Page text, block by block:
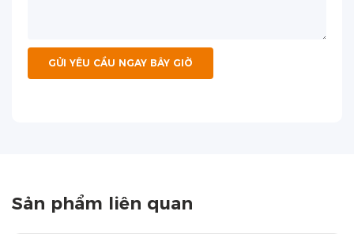
GỬI YÊU CẦU NGAY BÂY GIỜ
Sản phẩm liên quan